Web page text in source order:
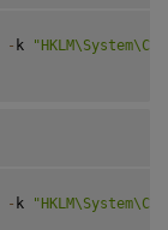
- k
- k